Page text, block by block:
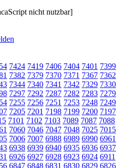
nicht nutzbar]
7424 7419 7406 7404 7401 7399
7382 7379 7370 7371 7367 7362
7344 7340 7341 7342 7329 7330
7297 7292 7287 7282 7283 7279
7255 7256 7251 7253 7248 7249
7205 7201 7198 7199 7200 7197
7101 7102 7103 7089 7087 7088
7060 7046 7047 7048 7025 7015
7006 7007 6988 6989 6990 6961
6938 6939 6940 6935 6936 6937
6926 6927 6928 6923 6924 6911
6847 6848 6831 6830 6829 6826